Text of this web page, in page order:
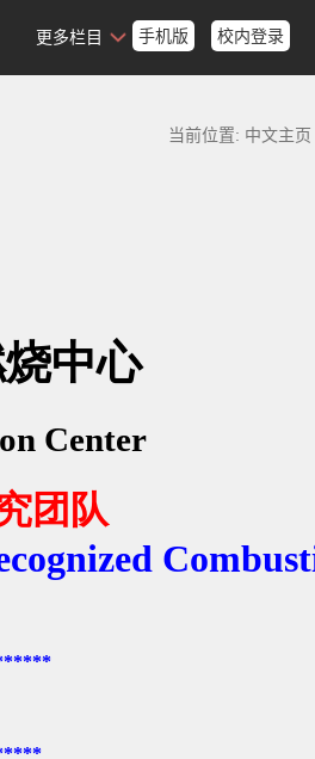
更多栏目 手机版 校内登录
当前位置: 中文主页